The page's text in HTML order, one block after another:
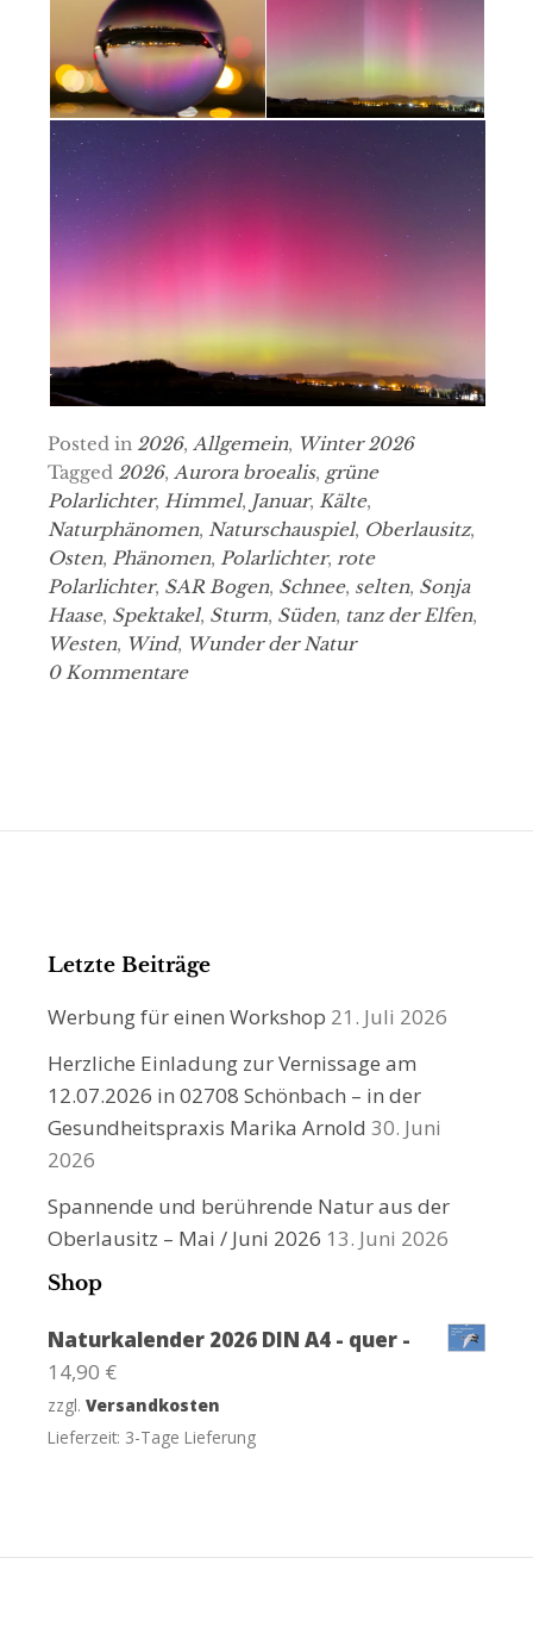
Posted in 2026, Allgemein, Winter 2026
Tagged 2026, Aurora broealis, grüne
Polarlichter, Himmel, Januar, Kälte,
Naturphänomen, Naturschauspiel, Oberlausitz,
Osten, Phänomen, Polarlichter, rote
Polarlichter, SAR Bogen, Schnee, selten, Sonja
Haase, Spektakel, Sturm, Süden, tanz der Elfen,
Westen, Wind, Wunder der Natur
0 Kommentare
Letzte Beiträge
Werbung für einen Workshop 21. Juli 2026
Herzliche Einladung zur Vernissage am
12.07.2026 in 02708 Schönbach – in der
Gesundheitspraxis Marika Arnold 30. Juni
2026
Spannende und berührende Natur aus der
Oberlausitz – Mai / Juni 2026 13. Juni 2026
Shop
Naturkalender 2026 DIN A4 - quer -
14,90 €
zzgl. Versandkosten
Lieferzeit: 3-Tage Lieferung